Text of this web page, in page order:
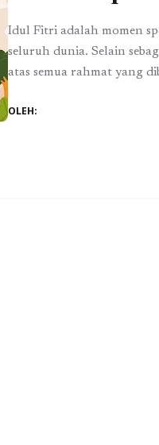
Idul Fitri adalah momen
seluruh dunia. Selain
atas semua rahmat yang
orang terdekat. Salah satu
OLEH: